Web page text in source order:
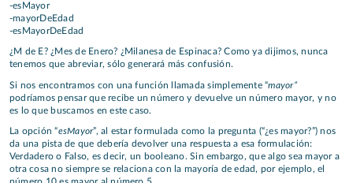
-esMayor
-mayorDeEdad
-esMayorDeEdad
¿M de E? ¿Mes de Enero? ¿Milanesa de Espinaca? Como ya dijimos, nunca
tenemos que abreviar, sólo generará más confusión.
Si nos encontramos con una función llamada simplemente “mayor”
podríamos pensar que recibe un número y devuelve un número mayor, y no
es lo que buscamos en este caso.
La opción “esMayor”, al estar formulada como la pregunta (“¿es mayor?”) nos
da una pista de que debería devolver una respuesta a esa formulación:
Verdadero o Falso, es decir, un booleano. Sin embargo, que algo sea mayor a
otra cosa no siempre se relaciona con la mayoría de edad, por ejemplo, el